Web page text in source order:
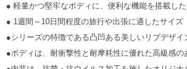
● 軽量かつ堅牢なボディに、便利な機能を搭載し
● 1週間～10日間程度の旅行や出張に適したサイズ
●シリーズの特徴である凸凹ある美しいリブデザイ
●ボディは、耐衝撃性と耐摩耗性に優れた高級感の